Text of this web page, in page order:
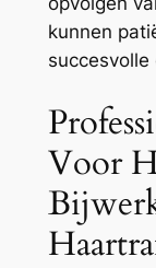
kunnen
succesvolle
Voor